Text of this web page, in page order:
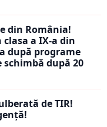
din România!
a IX-a din
după programe
schimbă după 20
de TIR!